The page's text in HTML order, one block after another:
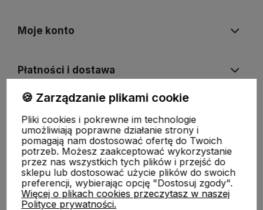
Moje konto
Płatności i dostawa
O nas
🍪 Zarządzanie plikami cookie
Pliki cookies i pokrewne im technologie
umożliwiają poprawne działanie strony i
pomagają nam dostosować ofertę do Twoich
potrzeb. Możesz zaakceptować wykorzystanie
przez nas wszystkich tych plików i przejść do
sklepu lub dostosować użycie plików do swoich
preferencji, wybierając opcję "Dostosuj zgody".
Więcej o plikach cookies przeczytasz w naszej
Polityce prywatności.